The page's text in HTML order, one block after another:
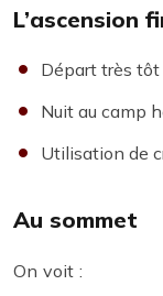
L’ascension
Départ très
Nuit au camp
Utilisation de
Au sommet
On voit :